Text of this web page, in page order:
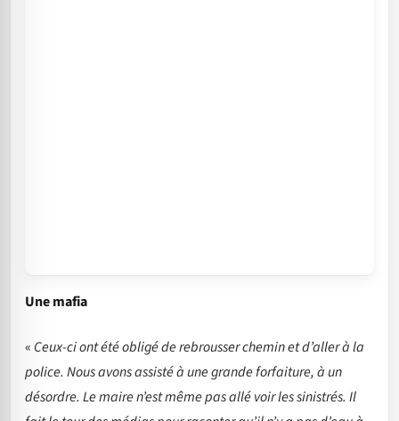
Une mafia
« Ceux-ci ont été obligé de rebrousser chemin et d’aller à la
police. Nous avons assisté à une grande forfaiture, à un
désordre. Le maire n’est même pas allé voir les sinistrés. Il